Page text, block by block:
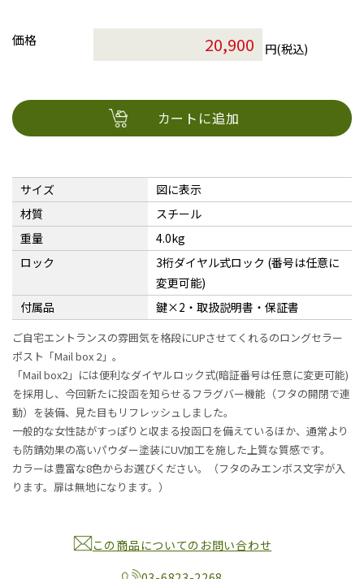
価格
円(税込)
カートに追加
サイズ
図に表示
材質
スチール
重量
4.0kg
ロック
3桁ダイヤル式ロック (番号は任意に
変更可能)
付属品
鍵×2・取扱説明書・保証書
ご自宅エントランスの雰囲気を格段にUPさせてくれるのロングセラー
ポスト「Mail box 2」。
「Mail box2」には便利なダイヤルロック式(暗証番号は任意に変更可能)
を採用し、今回新たに投函を知らせるフラグバー機能（フタの開閉で連
動）を装備、見た目もリフレッシュしました。
一般的な女性誌がすっぽりと収まる投函口を備えているほか、通常より
も防錆効果の高いパウダー塗装にUV加工を施した上質な質感です。
カラーは豊富な8色からお選びください。（フタのみエンボス文字が入
ります。扉は無地になります。）
この商品についてのお問い合わせ